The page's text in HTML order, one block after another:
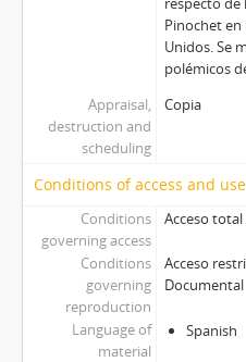
Pinochet en
Unidos. Se
polémicos
Appraisal,
destruction and
scheduling
Copia
Conditions of access and
Conditions
governing access
Acceso
Conditions
governing
reproduction
Acceso
Documental
Language of
material
Spanish